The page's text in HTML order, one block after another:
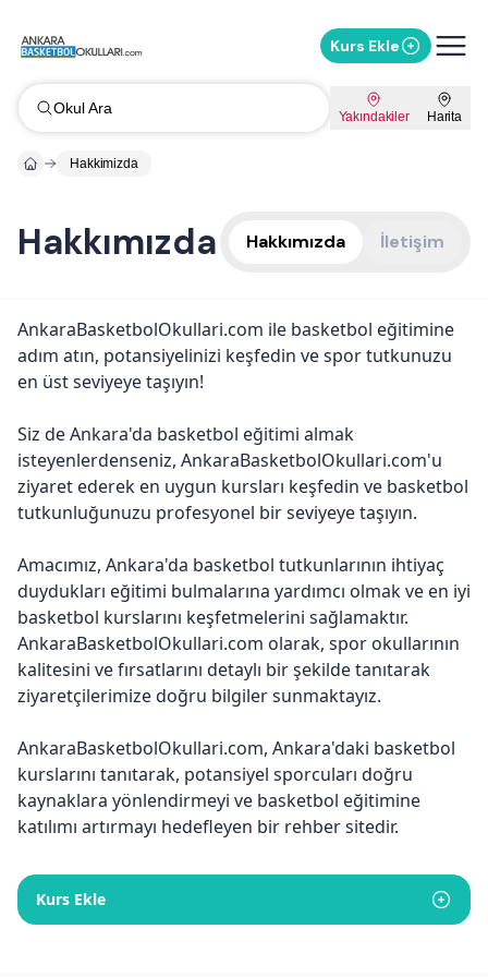
Kurs Ekle
Okul Ara Yakındakiler Harita
Hakkimizda
Hakkımızda Hakkımızda İletişim
AnkaraBasketbolOkullari.com, Ankara'daki basketbol
kurslarını tanıtarak, potansiyel sporcuları doğru
kaynaklara yönlendirmeyi ve basketbol eğitimine
katılımı artırmayı hedefleyen bir rehber sitedir.
Amacımız, Ankara'da basketbol tutkunlarının ihtiyaç
duydukları eğitimi bulmalarına yardımcı olmak ve en iyi
basketbol kurslarını keşfetmelerini sağlamaktır.
AnkaraBasketbolOkullari.com olarak, spor okullarının
kalitesini ve fırsatlarını detaylı bir şekilde tanıtarak
ziyaretçilerimize doğru bilgiler sunmaktayız.
Siz de Ankara'da basketbol eğitimi almak
isteyenlerdenseniz, AnkaraBasketbolOkullari.com'u
ziyaret ederek en uygun kursları keşfedin ve basketbol
tutkunluğunuzu profesyonel bir seviyeye taşıyın.
AnkaraBasketbolOkullari.com ile basketbol eğitimine
adım atın, potansiyelinizi keşfedin ve spor tutkunuzu
en üst seviyeye taşıyın!
Kurs Ekle